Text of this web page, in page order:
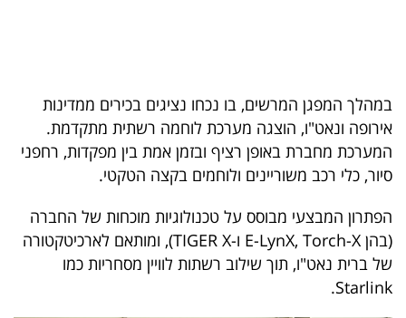
הכלכלי
פודקאסט
UNDER
40
במהלך המפגן המרשים, בו נכחו נציגים בכירים ממדינות
אירופה ונאט"ו, הוצגה מערכת לוחמה רשתית מתקדמת.
המערכת מחברת באופן רציף ובזמן אמת בין מפקדות, רחפני
סיור, כלי רכב משוריינים ולוחמים בקצה הטקטי.
הפתרון המבצעי מבוסס על טכנולוגיות מוכחות של החברה
(בהן E-LynX, Torch-X ו-TIGER X), ומותאם לארכיטקטורה
של ברית נאט"ו, תוך שילוב רשתות לוויין מסחריות כמו
Starlink.